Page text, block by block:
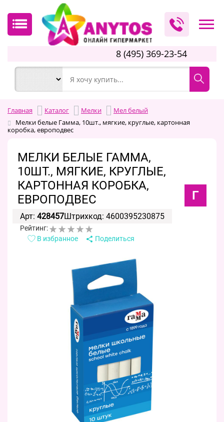
8 (495) 369-23-54
Главная Каталог Мелки
Мел белый
Мелки белые Гамма, 10шт., мягкие, круглые, картонная
коробка, европодвес
МЕЛКИ БЕЛЫЕ ГАММА,
10ШТ., МЯГКИЕ, КРУГЛЫЕ,
КАРТОННАЯ КОРОБКА,
ЕВРОПОДВЕС
Г
Арт: 428457Штрихкод: 4600395230875
Рейтинг:
В избранное
Поделиться